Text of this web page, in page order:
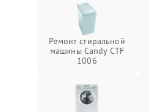
Ремонт стиральной
машины Candy CTF
1006